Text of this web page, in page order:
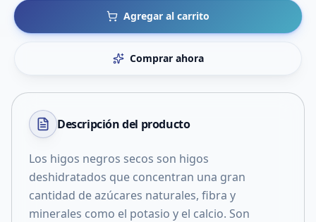
Agregar al carrito
Comprar ahora
Descripción del producto
Los higos negros secos son higos
deshidratados que concentran una gran
cantidad de azúcares naturales, fibra y
minerales como el potasio y el calcio. Son